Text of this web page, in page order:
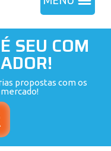
SEU COM
propostas com os